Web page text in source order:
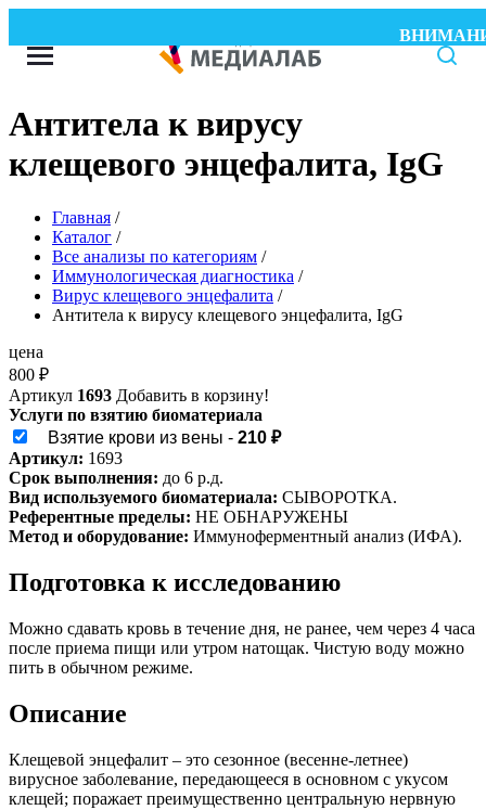
ВНИМАНИЕ!
Антитела к вирусу
клещевого энцефалита, IgG
Главная /
Каталог /
Все анализы по категориям /
Иммунологическая диагностика /
Вирус клещевого энцефалита /
Антитела к вирусу клещевого энцефалита, IgG
цена
800 ₽
Артикул 1693 Добавить в корзину!
Услуги по взятию биоматериала
Взятие крови из вены - 210 ₽
Артикул: 1693
Срок выполнения: до 6 р.д.
Вид используемого биоматериала: СЫВОРОТКА.
Референтные пределы: НЕ ОБНАРУЖЕНЫ
Метод и оборудование: Иммуноферментный анализ (ИФА).
Подготовка к исследованию
Можно сдавать кровь в течение дня, не ранее, чем через 4 часа
после приема пищи или утром натощак. Чистую воду можно
пить в обычном режиме.
Описание
Клещевой энцефалит – это сезонное (весенне-летнее)
вирусное заболевание, передающееся в основном с укусом
клещей; поражает преимущественно центральную нервную